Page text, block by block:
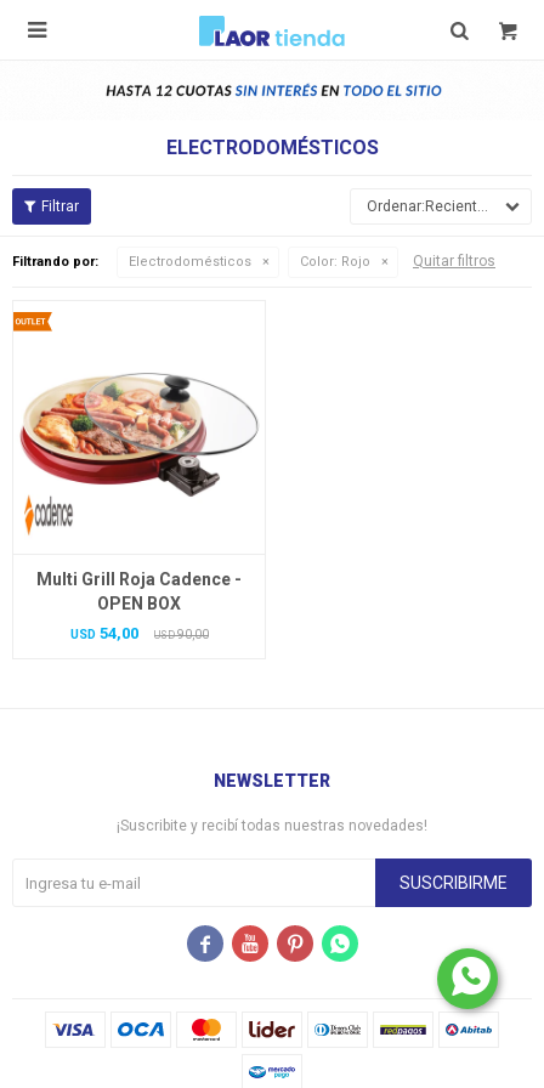

ELECTRODOMÉSTICOS
Recientes
Filtrando por: Electrodomésticos Color: Rojo Quitar filtros
Multi Grill Roja Cadence -
OPEN BOX
USD 54,00 USD 90,00
NEWSLETTER
¡Suscribite y recibí todas nuestras novedades!
SUSCRIBIRME
   